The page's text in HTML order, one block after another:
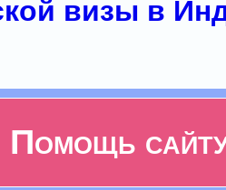
визы в
Помощь